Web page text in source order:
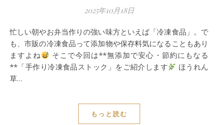
2025年10月18日
忙しい朝やお弁当作りの強い味方といえば「冷凍食品」。で
も、市販の冷凍食品って添加物や保存料気になることもあり
ますよね
そこで今回は**無添加で安心・節約にもなる
**「手作り冷凍食品ストック」をご紹介します
ほうれん
草…
もっと読む